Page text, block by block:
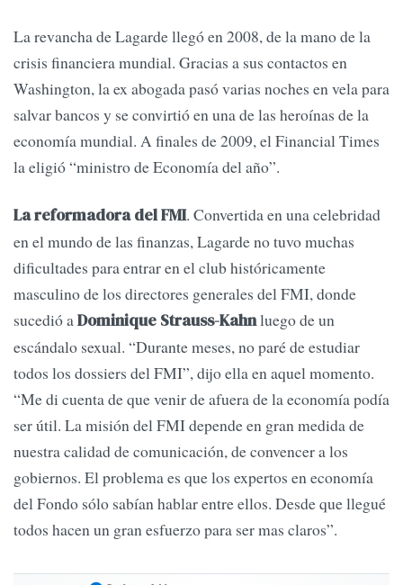
La revancha de Lagarde llegó en 2008, de la mano de la
crisis financiera mundial. Gracias a sus contactos en
Washington, la ex abogada pasó varias noches en vela para
salvar bancos y se convirtió en una de las heroínas de la
economía mundial. A finales de 2009, el Financial Times
la eligió “ministro de Economía del año”.
La reformadora del FMI. Convertida en una celebridad
en el mundo de las finanzas, Lagarde no tuvo muchas
dificultades para entrar en el club históricamente
masculino de los directores generales del FMI, donde
sucedió aDominique Strauss-Kahnluego de un
escándalo sexual. “Durante meses, no paré de estudiar
todos los dossiers del FMI”, dijo ella en aquel momento.
“Me di cuenta de que venir de afuera de la economía podía
ser útil. La misión del FMI depende en gran medida de
nuestra calidad de comunicación, de convencer a los
gobiernos. El problema es que los expertos en economía
del Fondo sólo sabían hablar entre ellos. Desde que llegué
todos hacen un gran esfuerzo para ser mas claros”.